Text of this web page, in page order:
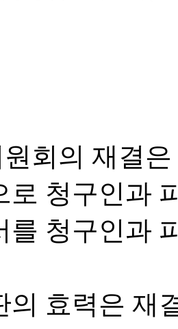
회의 재결
로 청구인과
를 청구인과
효력은 재